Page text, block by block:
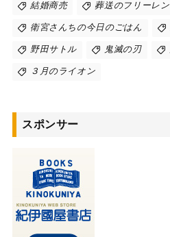
結婚商売 葬送のフリーレン
衛宮さんちの今日のごはん
野田サトル 鬼滅の刃
３月のライオン
スポンサー